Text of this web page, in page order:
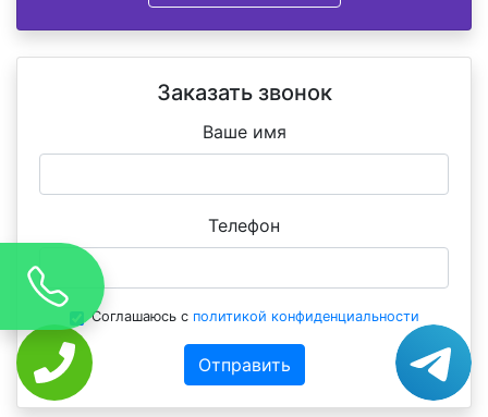
Заказать звонок
Ваше имя
Телефон
Соглашаюсь с политикой конфиденциальности
Отправить